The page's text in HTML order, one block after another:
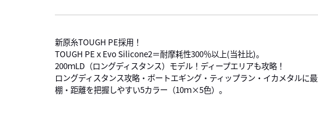
新原糸TOUGH PE採用！
TOUGH PEｘEvo Silicone2＝耐摩耗性300％以上(当社比)。
200ｍLD（ロングディスタンス）モデル！ディープエリアも攻略！
ロングディスタンス攻略・ボートエギング・ティップラン・イカメタルに最
棚・距離を把握しやすい5カラー（10ｍ×5色）。